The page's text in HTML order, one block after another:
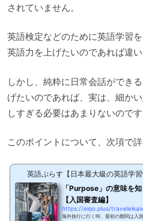
されていません。
英語検定などのために英語学習
英語力を上げたいのであれば違
しかし、純粋に日常会話ができ
げたいのであれば、実は、細か
しすぎる必要はあまりないのです
このポイントについて、次項で詳
英語ぷらす【日本最大級の英語学習
「Purpose」の意味を
【入国審査編】
https://eigo.plus/
海外旅行に行く時、最初の難関は入